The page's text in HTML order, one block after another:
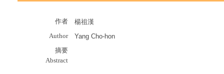
作者
楊祖漢
Author
Yang Cho-hon
摘要
Abstract